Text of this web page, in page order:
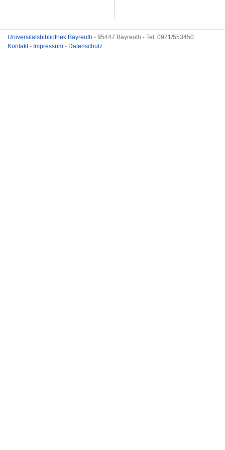
Universitätsbibliothek Bayreuth - 95447 Bayreuth - Tel. 0921/553450
Kontakt- Impressum - Datenschutz